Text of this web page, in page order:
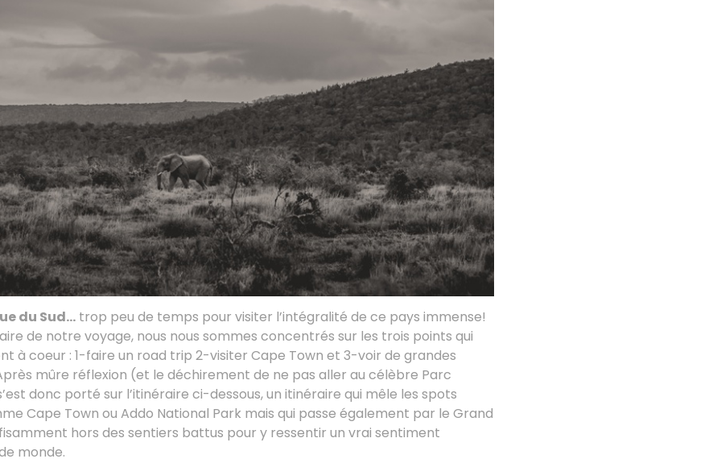
du Sud… trop peu de temps pour visiter l’intégralité de ce pays immense!
de notre voyage, nous nous sommes concentrés sur les trois points qui
à coeur : 1-faire un road trip 2-visiter Cape Town et 3-voir de grandes
mûre réflexion (et le déchirement de ne pas aller au célèbre Parc
donc porté sur l’itinéraire ci-dessous, un itinéraire qui mêle les spots
Cape Town ou Addo National Park mais qui passe également par le Grand
hors des sentiers battus pour y ressentir un vrai sentiment
monde.